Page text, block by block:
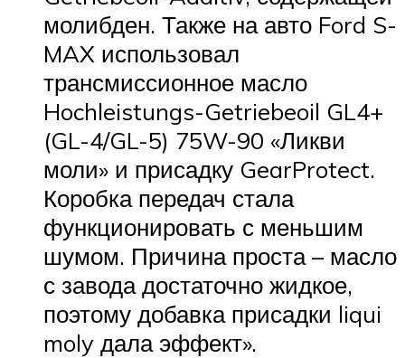
молибден. Также на авто Ford S-
MAX использовал
трансмиссионное масло
Hochleistungs-Getriebeoil GL4+
(GL-4/GL-5) 75W-90 «Ликви
моли» и присадку GearProtect.
Коробка передач стала
функционировать с меньшим
шумом. Причина проста – масло
с завода достаточно жидкое,
поэтому добавка присадки liqui
moly дала эффект».